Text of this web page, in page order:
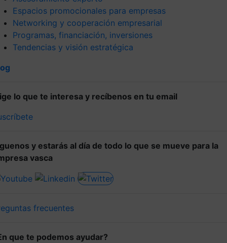
Espacios promocionales para empresas
Networking y cooperación empresarial
Programas, financiación, inversiones
Tendencias y visión estratégica
lo que te interesa y recíbenos en tu email
y estarás al día de todo lo que se mueve para la
vasca
frecuentes
que te podemos ayudar?